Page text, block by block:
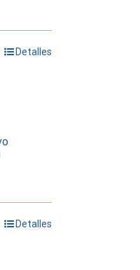
Detalles
Detalles